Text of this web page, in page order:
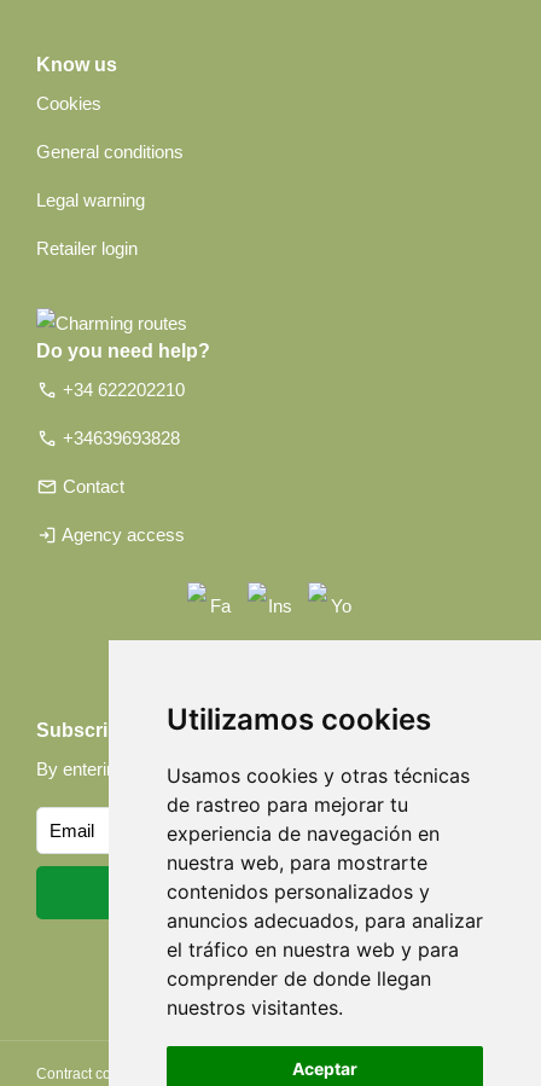
Utilizamos cookies
Usamos cookies y otras técnicas
de rastreo para mejorar tu
experiencia de navegación en
nuestra web, para mostrarte
contenidos personalizados y
anuncios adecuados, para analizar
el tráfico en nuestra web y para
comprender de donde llegan
nuestros visitantes.
Aceptar
Know us
Cookies
General conditions
Legal warning
Retailer login
Do you need help?
call +34 622202210
call +34639693828
email Contact
login Agency access
Subscribe to our Newsletter
By entering your email, you accept ourPrivacy policy
Contract conditions Privacy Avanzatour Cookies